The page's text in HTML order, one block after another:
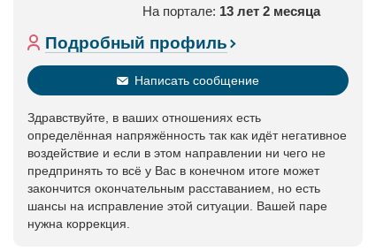
На портале: 13 лет 2 месяца
Подробный профиль
Написать сообщение
Здравствуйте, в ваших отношениях есть
определённая напряжённость так как идёт негативное
воздействие и если в этом направлении ни чего не
предпринять то всё у Вас в конечном итоге может
закончится окончательным расставанием, но есть
шансы на исправление этой ситуации. Вашей паре
нужна коррекция.